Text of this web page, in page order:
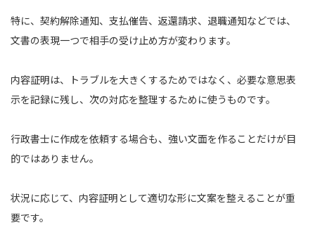
特に、契約解除通知、支払催告、返還請求、退職通知などでは、
文書の表現一つで相手の受け止め方が変わります。
内容証明は、トラブルを大きくするためではなく、必要な意思表
示を記録に残し、次の対応を整理するために使うものです。
行政書士に作成を依頼する場合も、強い文面を作ることだけが目
的ではありません。
状況に応じて、内容証明として適切な形に文案を整えることが重
要です。